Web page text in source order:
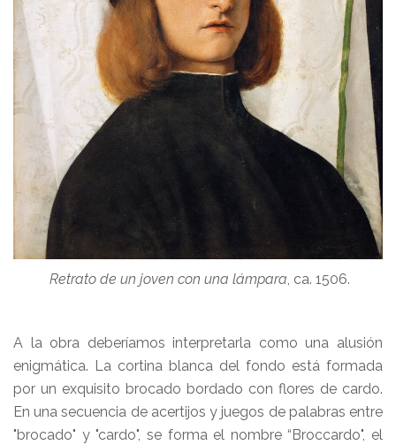
Retrato de un joven con una lámpara, ca. 1506.
A la obra deberíamos interpretarla como una alusión
enigmática. La cortina blanca del fondo está formada
por un exquisito brocado bordado con flores de cardo.
En una secuencia de acertijos y juegos de palabras entre
"brocado" y "cardo", se forma el nombre “Broccardo", el